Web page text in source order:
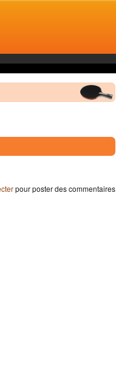
pour poster des commentaires